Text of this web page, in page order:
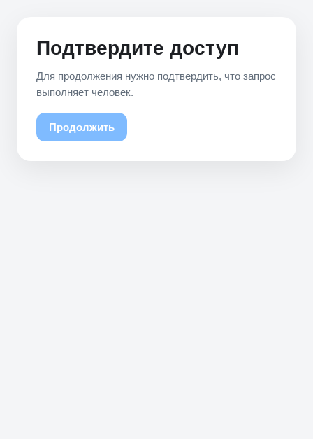
Подтвердите доступ
Для продолжения нужно подтвердить, что запрос
выполняет человек.
Продолжить